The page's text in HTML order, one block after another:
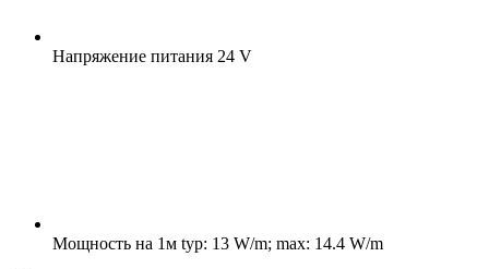
Напряжение питания 24 V
Мощность на 1м typ: 13 W/m; max: 14.4 W/m